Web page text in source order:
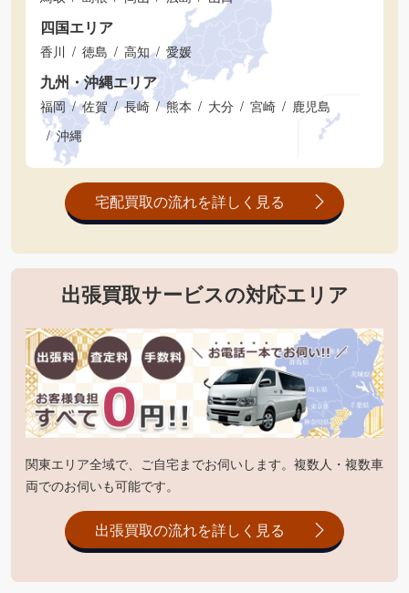
四国エリア
香川 徳島 高知 愛媛
九州・沖縄エリア
福岡 佐賀 長崎 熊本 大分 宮崎
鹿児島
沖縄
宅配買取の流れを詳しく見る
出張買取サービスの対応エリア
関東エリア全域で、ご自宅までお伺いします。複数人・複数車
両でのお伺いも可能です。
出張買取の流れを詳しく見る